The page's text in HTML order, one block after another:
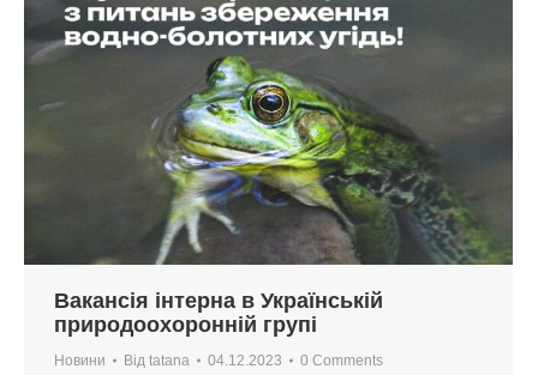
Вакансія інтерна в Українській
природоохоронній групі
Новини Від tatana 04.12.2023 0 Comments